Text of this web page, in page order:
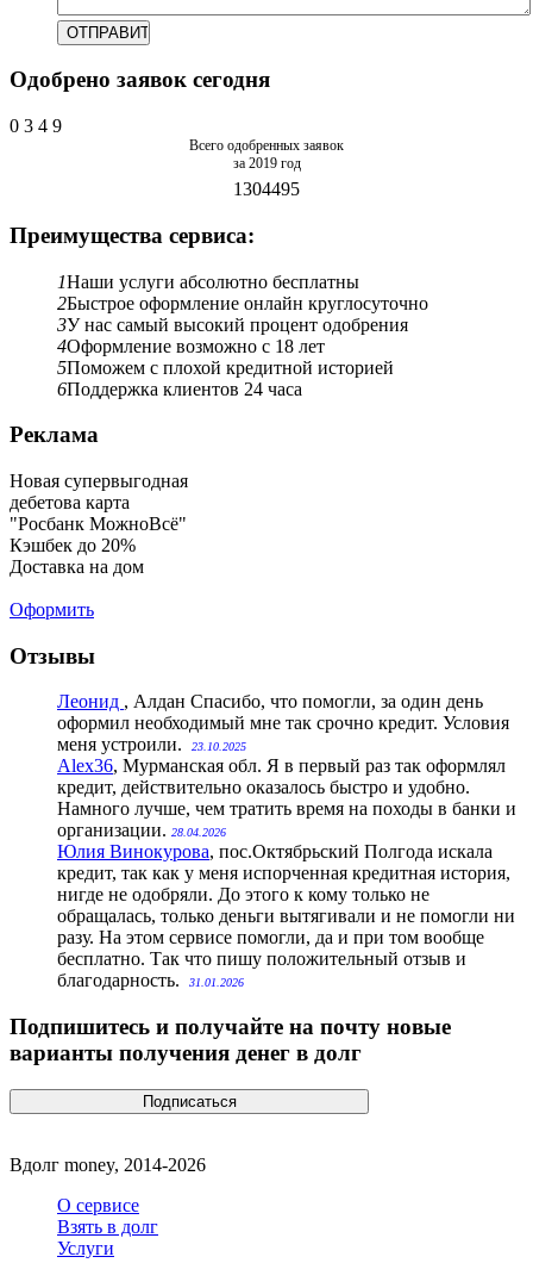
Одобрено заявок сегодня
0 3 4 9
Всего одобренных заявок
за 2019 год
1304495
Преимущества сервиса:
1Наши услуги абсолютно бесплатны
2Быстрое оформление онлайн круглосуточно
3У нас самый высокий процент одобрения
4Оформление возможно с 18 лет
5Поможем с плохой кредитной историей
6Поддержка клиентов 24 часа
Реклама
Новая супервыгодная
дебетова карта
"Росбанк МожноВсё"
Кэшбек до 20%
Доставка на дом
Оформить
Отзывы
Леонид , Алдан Спасибо, что помогли, за один день
оформил необходимый мне так срочно кредит. Условия
меня устроили.
23.10.2025
Alex36, Мурманская обл. Я в первый раз так оформлял
кредит, действительно оказалось быстро и удобно.
Намного лучше, чем тратить время на походы в банки и
организации. 28.04.2026
Юлия Винокурова, пос.Октябрьский Полгода искала
кредит, так как у меня испорченная кредитная история,
нигде не одобряли. До этого к кому только не
обращалась, только деньги вытягивали и не помогли ни
разу. На этом сервисе помогли, да и при том вообще
бесплатно. Так что пишу положительный отзыв и
благодарность.
31.01.2026
Подпишитесь и получайте на почту новые
варианты получения денег в долг
Вдолг money, 2014-2026
О сервисе
Взять в долг
Услуги